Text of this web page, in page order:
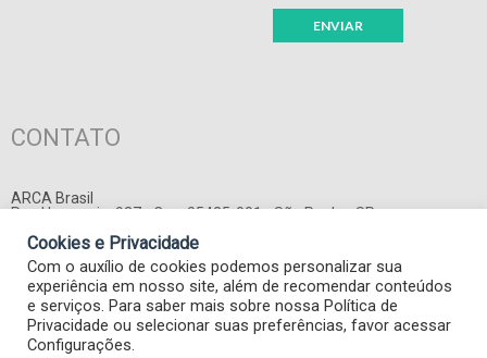
CONTATO
ARCA Brasil
Rua Harmonia, 927 - Cep: 05435-001 - São Paulo - SP
© Arca Brasil 2025 - Todos os direitos reservados. | Otimizado por
Cookies e Privacidade
Com o auxílio de cookies podemos personalizar sua
experiência em nosso site, além de recomendar conteúdos
e serviços. Para saber mais sobre nossa Política de
Privacidade ou selecionar suas preferências, favor acessar
Configurações.